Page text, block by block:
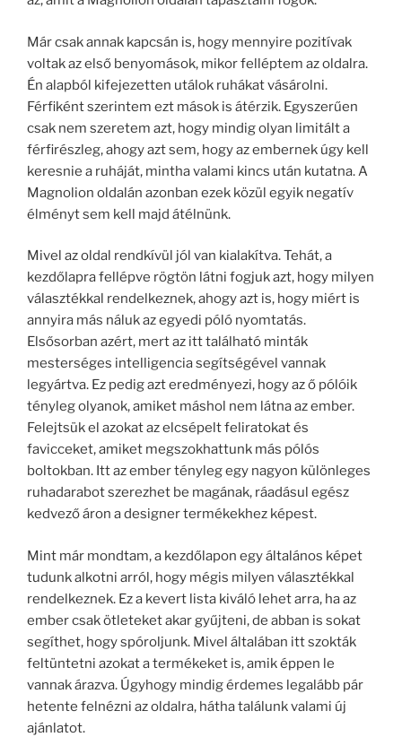
Már csak annak kapcsán is, hogy mennyire pozitívak
voltak az első benyomások, mikor felléptem az oldalra.
Én alapból kifejezetten utálok ruhákat vásárolni.
Férfiként szerintem ezt mások is átérzik. Egyszerűen
csak nem szeretem azt, hogy mindig olyan limitált a
férfirészleg, ahogy azt sem, hogy az embernek úgy kell
keresnie a ruháját, mintha valami kincs után kutatna. A
Magnolion oldalán azonban ezek közül egyik negatív
élményt sem kell majd átélnünk.
Mivel az oldal rendkívül jól van kialakítva. Tehát, a
kezdőlapra fellépve rögtön látni fogjuk azt, hogy milyen
választékkal rendelkeznek, ahogy azt is, hogy miért is
annyira más náluk az egyedi póló nyomtatás.
Elsősorban azért, mert az itt található minták
mesterséges intelligencia segítségével vannak
legyártva. Ez pedig azt eredményezi, hogy az ő pólóik
tényleg olyanok, amiket máshol nem látna az ember.
Felejtsük el azokat az elcsépelt feliratokat és
favicceket, amiket megszokhattunk más pólós
boltokban. Itt az ember tényleg egy nagyon különleges
ruhadarabot szerezhet be magának, ráadásul egész
kedvező áron a designer termékekhez képest.
Mint már mondtam, a kezdőlapon egy általános képet
tudunk alkotni arról, hogy mégis milyen választékkal
rendelkeznek. Ez a kevert lista kiváló lehet arra, ha az
ember csak ötleteket akar gyűjteni, de abban is sokat
segíthet, hogy spóroljunk. Mivel általában itt szokták
feltüntetni azokat a termékeket is, amik éppen le
vannak árazva. Úgyhogy mindig érdemes legalább pár
hetente felnézni az oldalra, hátha találunk valami új
ajánlatot.